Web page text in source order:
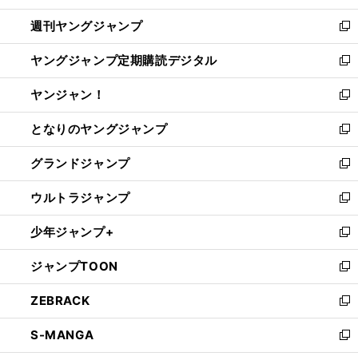
開
く
ウ
で
開
く
ン
ド
ウ
で
開
く
ウ
ィ
ン
ド
ウ
で
開
く
週刊ヤングジャンプ
新
し
い
ウ
ィ
ン
ド
ウ
で
開
く
ヤングジャンプ定期購読デジタル
新
し
い
ウ
ィ
ン
ド
ウ
で
開
く
ヤンジャン！
新
し
い
ウ
ィ
ン
ド
ウ
で
開
く
となりのヤングジャンプ
新
し
い
ウ
ィ
ン
ド
ウ
で
開
く
グランドジャンプ
新
し
い
ウ
ィ
ン
ド
ウ
で
開
く
ウルトラジャンプ
新
し
い
ウ
ィ
ン
ド
ウ
で
開
少年ジャンプ+
新
し
い
ウ
ィ
ン
ド
ウ
ジャンプTOON
新
し
い
ウ
ィ
ン
ZEBRACK
新
し
い
ウ
S-MANGA
新
し